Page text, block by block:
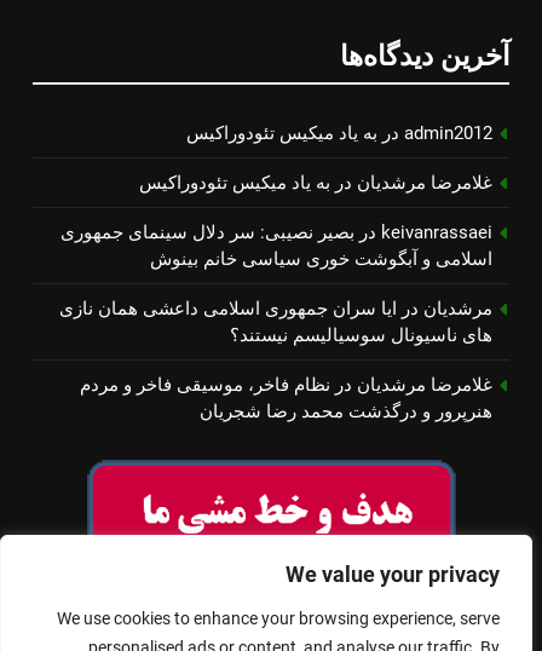
We value your privacy
We use cookies to enhance your browsing experience, serve
آخرین دیدگاه‌ها
admin2012 در به یاد میكیس تئودوراكیس
غلامرضا مرشدیان در به یاد میكیس تئودوراكیس
keivanrassaei در بصیر نصیبی: سر دلال سینمای جمهوری
اسلامی و آبگوشت خوری سیاسی خانم بینوش
مرشدیان در ایا سران جمهوری اسلامی داعشی همان نازی
های ناسیونال سوسیالیسم نیستند؟
غلامرضا مرشدیان در نظام فاخر، موسیقی فاخر و مردم
هنرپرور و درگذشت محمد رضا شجریان